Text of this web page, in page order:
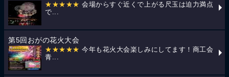
★★★★★ 会場からすぐ近くで上がる尺玉は迫力満点
で...
第5回おがの花火大会
★★★★★ 今年も花火大会楽しみにしてます！商工会
青...